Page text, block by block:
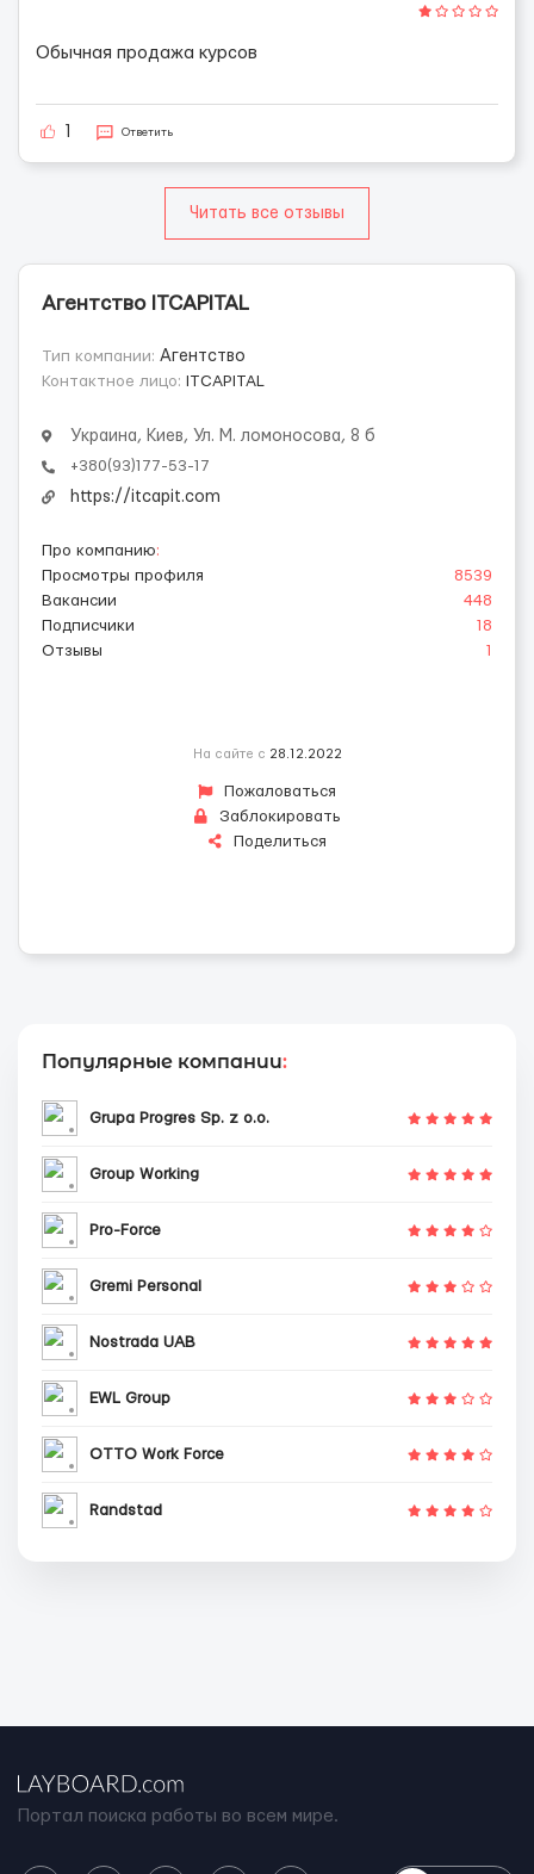
Обычная продажа курсов
Ответить
Читать все отзывы
Агентство ITCAPITAL
Тип компании: Агентство
Контактное лицо:
ITCAPITAL
Украина, Киев, Ул. М. ломоносова, 8 б
+380(93)177-53-17
https://itcapit.com
Про компанию:
Просмотры профиля
8539
Вакансии
448
Подписчики
18
Отзывы
1
На сайте с 28.12.2022
Пожаловаться
Заблокировать
Поделиться
Популярные компании:
Grupa Progres Sp. z o.o.
Group Working
Pro-Force
Gremi Personal
Nostrada UAB
EWL Group
OTTO Work Force
Randstad
Портал поиска работы во всем мире.